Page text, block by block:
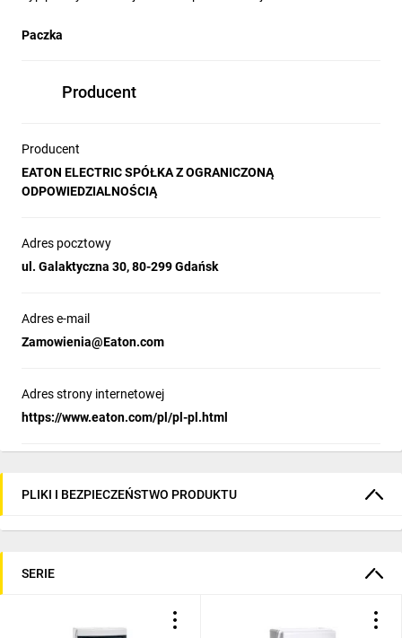
Paczka
Producent
Producent
EATON ELECTRIC SPÓŁKA Z OGRANICZONĄ
ODPOWIEDZIALNOŚCIĄ
Adres pocztowy
ul. Galaktyczna 30, 80-299 Gdańsk
Adres e-mail
Zamowienia@Eaton.com
Adres strony internetowej
https://www.eaton.com/pl/pl-pl.html
PLIKI I BEZPIECZEŃSTWO PRODUKTU
SERIE